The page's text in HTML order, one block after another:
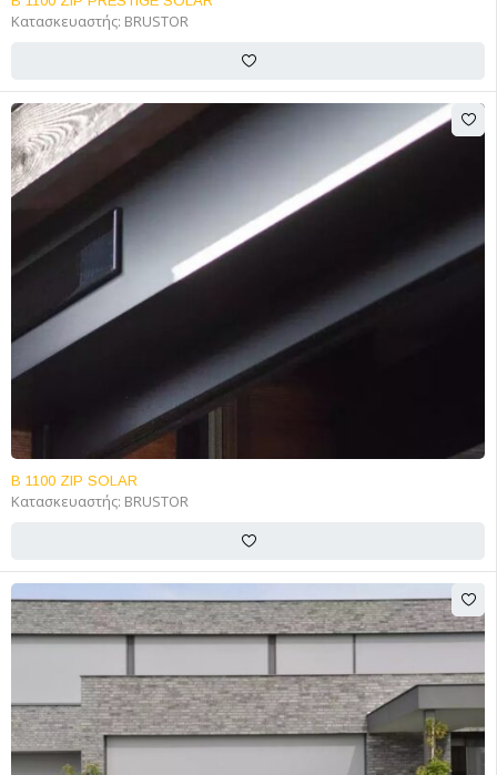
Κατασκευαστής: BRUSTOR
B 1100 ZIP SOLAR
Κατασκευαστής: BRUSTOR